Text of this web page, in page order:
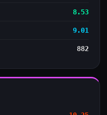
8.53
9.01
882